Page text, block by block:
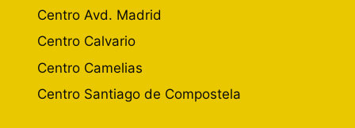
Centro Avd. Madrid
Centro Calvario
Centro Camelias
Centro Santiago de Compostela